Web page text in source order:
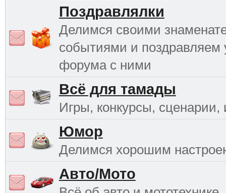
Поздравлялки
Делимся своими
событиями и поздравляем
форума с ними
Всё для тамады
Игры, конкурсы, сценарии,
Юмор
Делимся хорошим
Авто/Мото